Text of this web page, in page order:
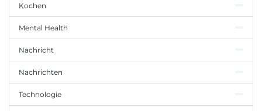
Kochen
Mental Health
Nachricht
Nachrichten
Technologie